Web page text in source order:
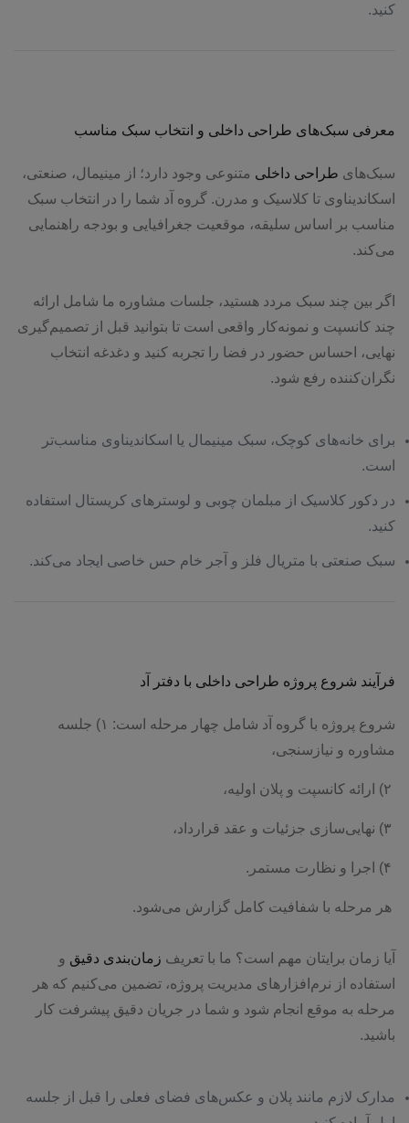
کنید.
معرفی سبک‌های طراحی داخلی و انتخاب سبک مناسب
سبک‌های طراحی داخلی متنوعی وجود دارد؛ از مینیمال، صنعتی،
اسکاندیناوی تا کلاسیک و مدرن. گروه آد شما را در انتخاب سبک
مناسب بر اساس سلیقه، موقعیت جغرافیایی و بودجه راهنمایی
می‌کند.
اگر بین چند سبک مردد هستید، جلسات مشاوره ما شامل ارائه
چند کانسپت و نمونه‌کار واقعی است تا بتوانید قبل از تصمیم‌گیری
نهایی، احساس حضور در فضا را تجربه کنید و دغدغه انتخاب
نگران‌کننده رفع شود.
برای خانه‌های کوچک، سبک مینیمال یا اسکاندیناوی مناسب‌تر
است.
در دکور کلاسیک از مبلمان چوبی و لوسترهای کریستال استفاده
کنید.
سبک صنعتی با متریال فلز و آجر خام حس خاصی ایجاد می‌کند.
فرآیند شروع پروژه طراحی داخلی با دفتر آد
شروع پروژه با گروه آد شامل چهار مرحله است: ۱) جلسه
مشاوره و نیازسنجی،
هر مرحله با شفافیت کامل گزارش می‌شود.
آیا زمان برایتان مهم است؟ ما با تعریف زمان‌بندی دقیق و
استفاده از نرم‌افزارهای مدیریت پروژه، تضمین می‌کنیم که هر
مرحله به موقع انجام شود و شما در جریان دقیق پیشرفت کار
باشید.
مدارک لازم مانند پلان و عکس‌های فضای فعلی را قبل از جلسه